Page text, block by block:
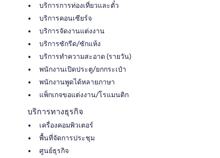
บริการการท่องเที่ยวและตั๋ว
บริการคอนเซียร์จ
บริการจัดงานแต่งงาน
บริการซักรีด/ซักแห้ง
บริการทำความสะอาด (รายวัน)
พนักงานเปิดประตู/ยกกระเป๋า
พนักงานพูดได้หลายภาษา
แพ็กเกจขอแต่งงาน/โรแมนติก
บริการทางธุรกิจ
เครื่องคอมพิวเตอร์
พื้นที่จัดการประชุม
ศูนย์ธุรกิจ